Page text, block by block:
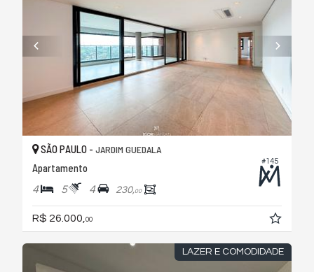
#145
SÃO PAULO - JARDIM GUEDALA
Apartamento
4 5 4 230,00
R$ 26.000,00
LAZER E COMODIDADE